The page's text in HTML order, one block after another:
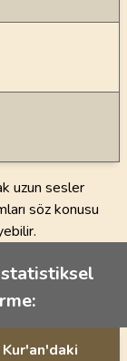
uzun sesler
söz konusu
Kur'an'daki